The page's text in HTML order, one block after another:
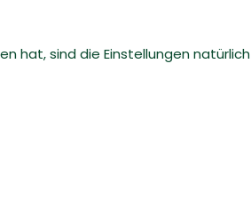
hat, sind die Einstellungen